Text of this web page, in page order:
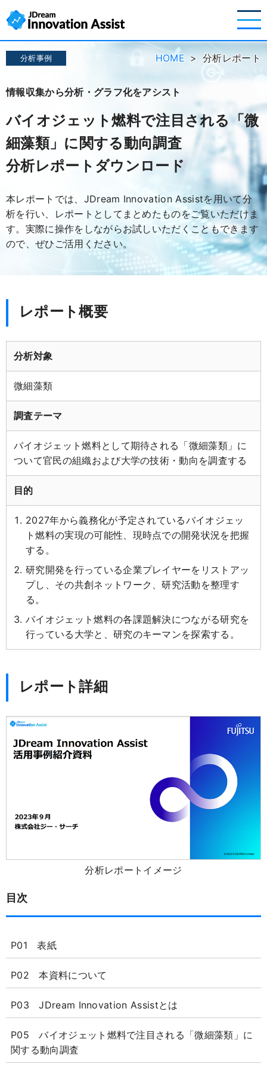
分析事例 HOME 分析レポート
情報収集から分析・グラフ化をアシスト
バイオジェット燃料で注目される「微
細藻類」に関する動向調査
分析レポートダウンロード
本レポートでは、JDream Innovation Assistを用いて分
析を行い、レポートとしてまとめたものをご覧いただけま
す。実際に操作をしながらお試しいただくこともできます
ので、ぜひご活用ください。
レポート概要
分析対象
微細藻類
調査テーマ
バイオジェット燃料として期待される「微細藻類」に
ついて官民の組織および大学の技術・動向を調査する
目的
2027年から義務化が予定されているバイオジェッ
ト燃料の実現の可能性、現時点での開発状況を把握
する。
研究開発を行っている企業プレイヤーをリストアッ
プし、その共創ネットワーク、研究活動を整理す
る。
バイオジェット燃料の各課題解決につながる研究を
行っている大学と、研究のキーマンを探索する。
レポート詳細
分析レポートイメージ
目次
P01 表紙
P02 本資料について
P03 JDream Innovation Assistとは
P05 バイオジェット燃料で注目される「微細藻類」に
関する動向調査